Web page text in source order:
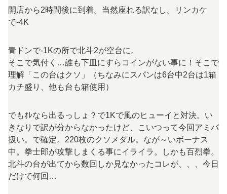
開店から2時間後に到着。当然座れる訳なし。リンカケ
で-4K
青ドンで-1Kの所で北斗2が空台に。
そこで気付く…誰も下皿にすらコインがない事に！そこで
理解「この台はクソ」（ちなみにスパンは6台中2台は1箱
カチ盛り、他も台も箱使用）
でもｵﾚなら出るっしょ？で1Kで風のヒューイと対決。い
きなりで訳が分からなかったけど、こいつって今回アミバ
扱い。で確定。220枚のクソメダル。なが～いボーナス
中。拳士郎が攻撃しまくる事にイライラ。しかも百烈拳。
北斗の台が出てから数回しか見なかったコレが、、、今日
だけで何回…